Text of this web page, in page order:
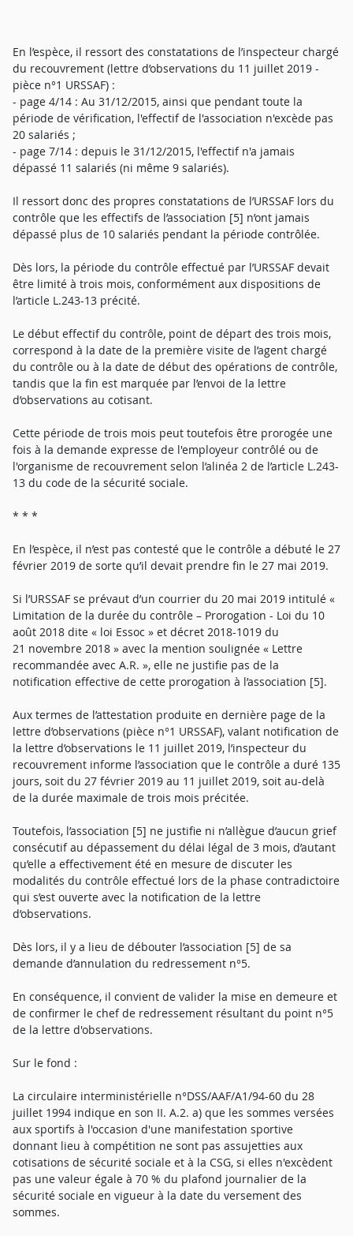
En l’espèce, il ressort des constatations de l’inspecteur chargé
du recouvrement (lettre d’observations du 11 juillet 2019 -
pièce n°1 URSSAF) :
- page 4/14 : Au 31/12/2015, ainsi que pendant toute la
période de vérification, l'effectif de l'association n'excède pas
20 salariés ;
- page 7/14 : depuis le 31/12/2015, l'effectif n'a jamais
dépassé 11 salariés (ni même 9 salariés).
Il ressort donc des propres constatations de l’URSSAF lors du
contrôle que les effectifs de l’association [5] n’ont jamais
dépassé plus de 10 salariés pendant la période contrôlée.
Dès lors, la période du contrôle effectué par l’URSSAF devait
être limité à trois mois, conformément aux dispositions de
l’article L.243-13 précité.
Le début effectif du contrôle, point de départ des trois mois,
correspond à la date de la première visite de l’agent chargé
du contrôle ou à la date de début des opérations de contrôle,
tandis que la fin est marquée par l’envoi de la lettre
d’observations au cotisant.
Cette période de trois mois peut toutefois être prorogée une
fois à la demande expresse de l'employeur contrôlé ou de
l'organisme de recouvrement selon l’alinéa 2 de l’article L.243-
13 du code de la sécurité sociale.
* * *
En l’espèce, il n’est pas contesté que le contrôle a débuté le 27
février 2019 de sorte qu’il devait prendre fin le 27 mai 2019.
Si l’URSSAF se prévaut d’un courrier du 20 mai 2019 intitulé «
Limitation de la durée du contrôle – Prorogation - Loi du 10
août 2018 dite « loi Essoc » et décret 2018-1019 du
21 novembre 2018 » avec la mention soulignée « Lettre
recommandée avec A.R. », elle ne justifie pas de la
notification effective de cette prorogation à l’association [5].
Aux termes de l’attestation produite en dernière page de la
lettre d’observations (pièce n°1 URSSAF), valant notification de
la lettre d’observations le 11 juillet 2019, l’inspecteur du
recouvrement informe l’association que le contrôle a duré 135
jours, soit du 27 février 2019 au 11 juillet 2019, soit au-delà
de la durée maximale de trois mois précitée.
Toutefois, l’association [5] ne justifie ni n’allègue d’aucun grief
consécutif au dépassement du délai légal de 3 mois, d’autant
qu’elle a effectivement été en mesure de discuter les
modalités du contrôle effectué lors de la phase contradictoire
qui s’est ouverte avec la notification de la lettre
d’observations.
Dès lors, il y a lieu de débouter l’association [5] de sa
demande d’annulation du redressement n°5.
En conséquence, il convient de valider la mise en demeure et
de confirmer le chef de redressement résultant du point n°5
de la lettre d'observations.
Sur le fond :
La circulaire interministérielle n°DSS/AAF/A1/94-60 du 28
juillet 1994 indique en son II. A.2. a) que les sommes versées
aux sportifs à l'occasion d'une manifestation sportive
donnant lieu à compétition ne sont pas assujetties aux
cotisations de sécurité sociale et à la CSG, si elles n'excèdent
pas une valeur égale à 70 % du plafond journalier de la
sécurité sociale en vigueur à la date du versement des
sommes.